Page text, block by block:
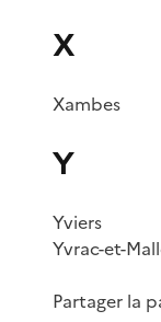
X
Xambes
Y
Yviers
Yvrac-et-
Partager la